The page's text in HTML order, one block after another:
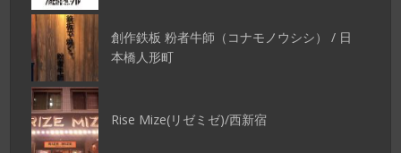
創作鉄板 粉者牛師（コナモノウシシ） / 日
本橋人形町
Rise Mize(リゼミゼ)/西新宿